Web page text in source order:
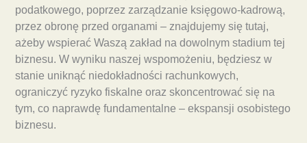
podatkowego, poprzez zarządzanie księgowo-kadrową,
przez obronę przed organami – znajdujemy się tutaj,
ażeby wspierać Waszą zakład na dowolnym stadium tej
biznesu. W wyniku naszej wspomożeniu, będziesz w
stanie uniknąć niedokładności rachunkowych,
ograniczyć ryzyko fiskalne oraz skoncentrować się na
tym, co naprawdę fundamentalne – ekspansji osobistego
biznesu.